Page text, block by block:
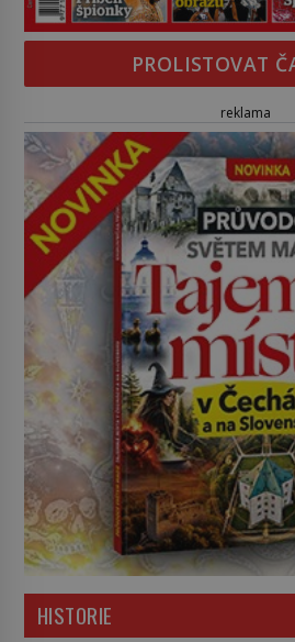
PROLISTOVAT
reklama
HISTORIE